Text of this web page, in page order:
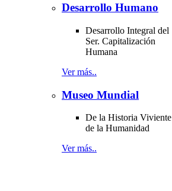
Desarrollo Humano
Desarrollo Integral del
Ser. Capitalización
Humana
Ver más..
Museo Mundial
De la Historia Viviente
de la Humanidad
Ver más..